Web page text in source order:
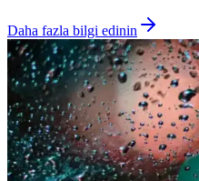
Daha fazla bilgi edinin